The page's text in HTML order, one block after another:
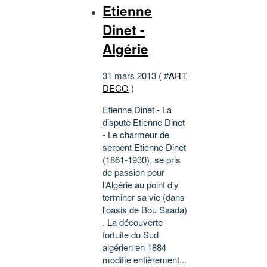
Etienne
Dinet -
Algérie
31 mars 2013 ( #ART
DECO )
Etienne Dinet - La
dispute Etienne Dinet
- Le charmeur de
serpent Etienne Dinet
(1861-1930), se pris
de passion pour
l’Algérie au point d'y
terminer sa vie (dans
l'oasis de Bou Saada)
. La découverte
fortuite du Sud
algérien en 1884
modifie entièrement...